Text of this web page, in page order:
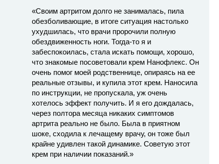
«Своим артритом долго не занималась, пила
обезболивающие, в итоге ситуация настолько
ухудшилась, что врачи пророчили полную
обездвиженность ноги. Тогда-то я и
забеспокоилась, стала искать помощи, хорошо,
что знакомые посоветовали крем Нанофлекс. Он
очень помог моей родственнице, опираясь на ее
реальные отзывы, и купила этот крем. Наносила
по инструкции, не пропускала, уж очень
хотелось эффект получить. И я его дождалась,
через полтора месяца никаких симптомов
артрита реально не было. Была в приятном
шоке, сходила к лечащему врачу, он тоже был
крайне удивлен такой динамике. Советую этот
крем при наличии показаний.»